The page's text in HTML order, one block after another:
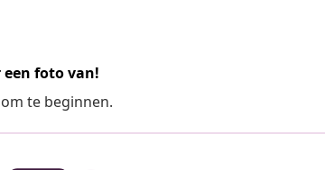
een foto van!
te beginnen.